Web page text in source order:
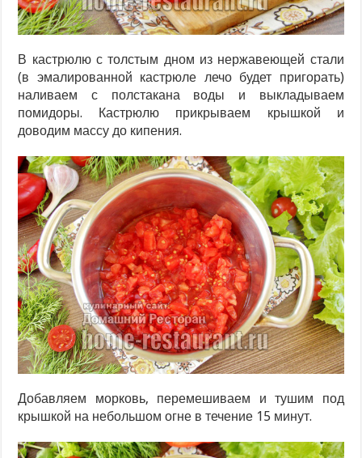
В кастрюлю с толстым дном из нержавеющей стали
(в эмалированной кастрюле лечо будет пригорать)
наливаем с полстакана воды и выкладываем
помидоры. Кастрюлю прикрываем крышкой и
доводим массу до кипения.
Добавляем морковь, перемешиваем и тушим под
крышкой на небольшом огне в течение 15 минут.